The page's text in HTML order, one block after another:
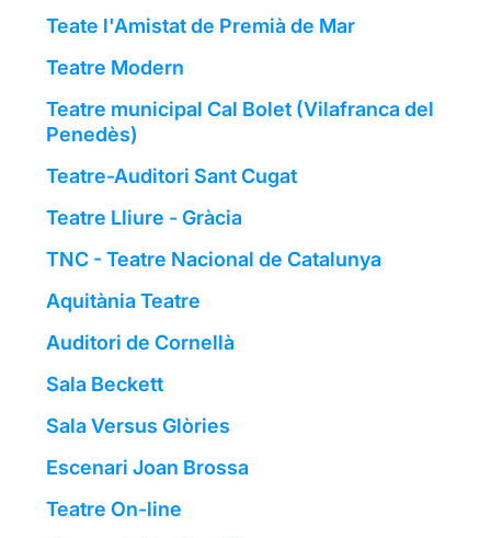
Teate l'Amistat de Premià de Mar
Teatre Modern
Teatre municipal Cal Bolet (Vilafranca del
Penedès)
Teatre-Auditori Sant Cugat
Teatre Lliure - Gràcia
TNC - Teatre Nacional de Catalunya
Aquitània Teatre
Auditori de Cornellà
Sala Beckett
Sala Versus Glòries
Escenari Joan Brossa
Teatre On-line